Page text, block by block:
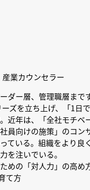
業カウンセラー
ダー層、管理職層まで
ズを立ち上げ、「1日
近年は、「全社モチベ
員向けの施策」のコン
ている。組織をより良
を注いでいる。
めの「対人力」の高め
て方